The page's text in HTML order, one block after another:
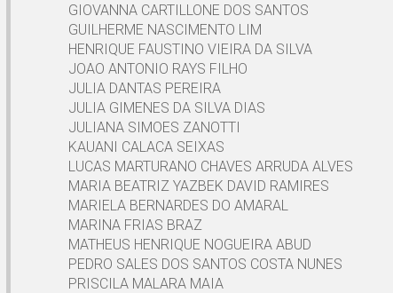
GIOVANNA CARTILLONE DOS SANTOS
GUILHERME NASCIMENTO LIM
HENRIQUE FAUSTINO VIEIRA DA SILVA
JOAO ANTONIO RAYS FILHO
JULIA DANTAS PEREIRA
JULIA GIMENES DA SILVA DIAS
JULIANA SIMOES ZANOTTI
KAUANI CALACA SEIXAS
LUCAS MARTURANO CHAVES ARRUDA ALVES
MARIA BEATRIZ YAZBEK DAVID RAMIRES
MARIELA BERNARDES DO AMARAL
MARINA FRIAS BRAZ
MATHEUS HENRIQUE NOGUEIRA ABUD
PEDRO SALES DOS SANTOS COSTA NUNES
PRISCILA MALARA MAIA